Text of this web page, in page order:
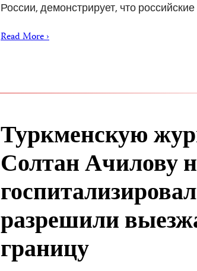
России, демонстрирует, что
Read More ›
Туркменскую
Солтан Ачилову
разрешили
границу